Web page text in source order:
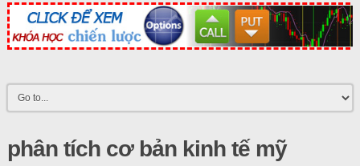
phân tích cơ bản kinh tế mỹ